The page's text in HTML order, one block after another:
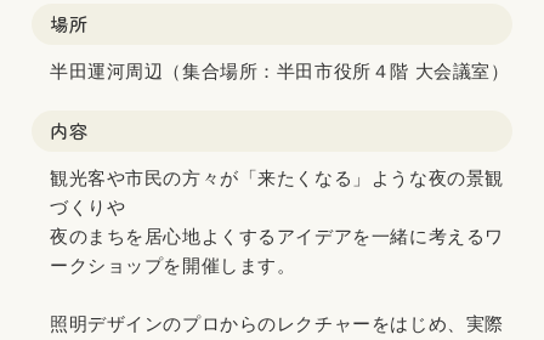
場所
半田運河周辺（集合場所：半田市役所４階 大会議室）
内容
観光客や市民の方々が「来たくなる」ような夜の景観
づくりや
夜のまちを居心地よくするアイデアを一緒に考えるワ
ークショップを開催します。
照明デザインのプロからのレクチャーをはじめ、実際